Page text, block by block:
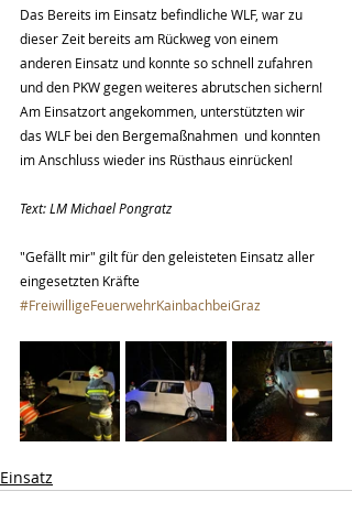
Das Bereits im Einsatz befindliche WLF, war zu
dieser Zeit bereits am Rückweg von einem
anderen Einsatz und konnte so schnell zufahren
und den PKW gegen weiteres abrutschen sichern!
Am Einsatzort angekommen, unterstützten wir
das WLF bei den Bergemaßnahmen  und konnten
im Anschluss wieder ins Rüsthaus einrücken!
Text: LM Michael Pongratz
"Gefällt mir" gilt für den geleisteten Einsatz aller
eingesetzten Kräfte
#FreiwilligeFeuerwehrKainbachbeiGraz
Einsatz